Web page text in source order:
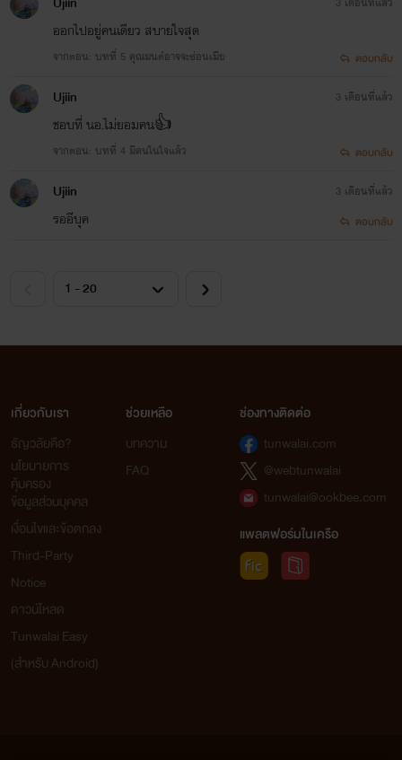
ออกไปอยู่คนเดียว สบายใจสุด
จากตอน: บทที่ 5 คุณมนต์อาจจะซ่อนเมีย ตอบกลับ
Ujiin
ชอบที่ นอ.ไม่ยอมคน👍
จากตอน: บทที่ 4 มีคนในใจแล้ว
3 เดือนที่แล้ว
ตอบกลับ
Ujiin
รออีบุค
3 เดือนที่แล้ว
ตอบกลับ
เกี่ยวกับเรา
ธัญวลัยคือ?
นโยบายการ
คุ้มครอง
ข้อมูลส่วนบุคคล
เงื่อนไขและข้อตกลง
Third-Party
Notice
ดาวน์โหลด
Tunwalai Easy
(สำหรับ Android)
ช่วยเหลือ
บทความ
FAQ
ช่องทางติดต่อ
tunwalai.com
@webtunwalai
tunwalai@ookbee.com
แพลตฟอร์มในเครือ